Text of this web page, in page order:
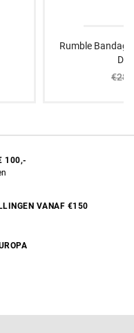
Rumble
100,-
VANAF €150